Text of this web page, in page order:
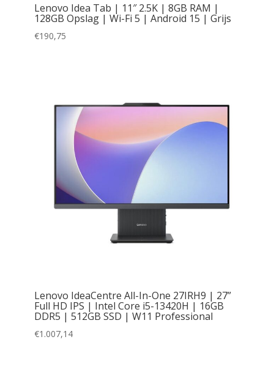
Lenovo Idea Tab | 11″ 2.5K | 8GB RAM |
128GB Opslag | Wi-Fi 5 | Android 15 | Grijs
€190,75
Lenovo IdeaCentre All-In-One 27IRH9 | 27”
Full HD IPS | Intel Core i5-13420H | 16GB
DDR5 | 512GB SSD | W11 Professional
€1.007,14